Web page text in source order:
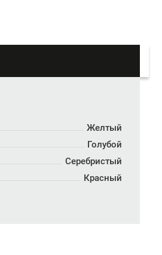
Желтый
Голубой
Серебристый
Красный